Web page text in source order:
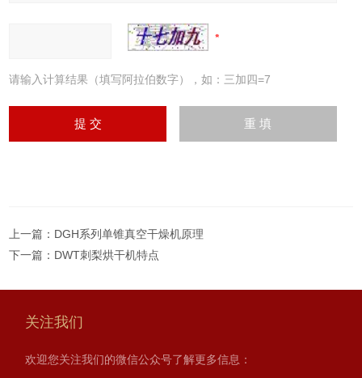
请输入计算结果（填写阿拉伯数字），如：三加四=7
上一篇： DGH系列单锥真空干燥机原理
下一篇： DWT刺梨烘干机特点
关注我们
欢迎您关注我们的微信公众号了解更多信息：